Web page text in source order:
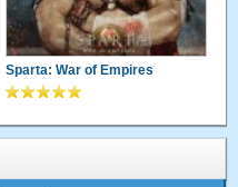
Sparta: War of Empires